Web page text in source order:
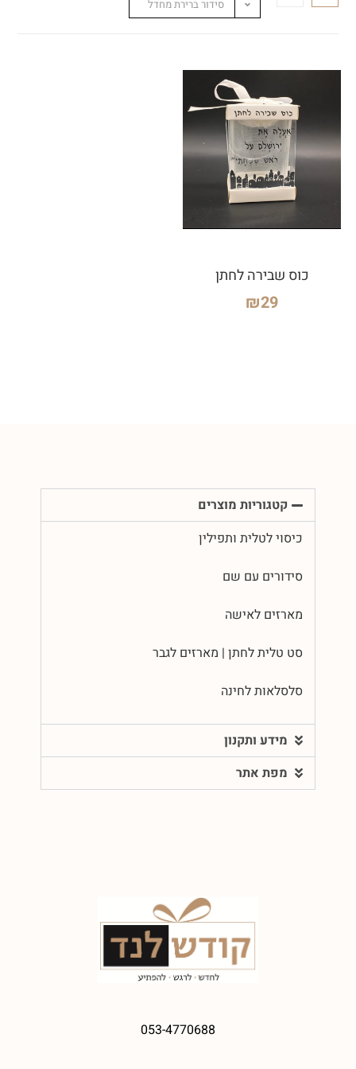
סידור ברירת מחדל
כוס שבירה לחתן
₪29
קטגוריות מוצרים
כיסוי לטלית ותפילין
סידורים עם שם
מארזים לאישה
סט טלית לחתן | מארזים לגבר
סלסלאות לחינה
מידע ותקנון
מפת אתר
053-4770688